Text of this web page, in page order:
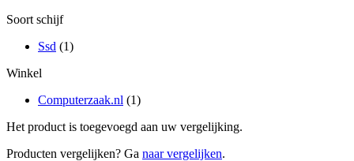
Soort schijf
Ssd (1)
Winkel
Computerzaak.nl (1)
Het product is toegevoegd aan uw vergelijking.
Producten vergelijken? Ga naar vergelijken.